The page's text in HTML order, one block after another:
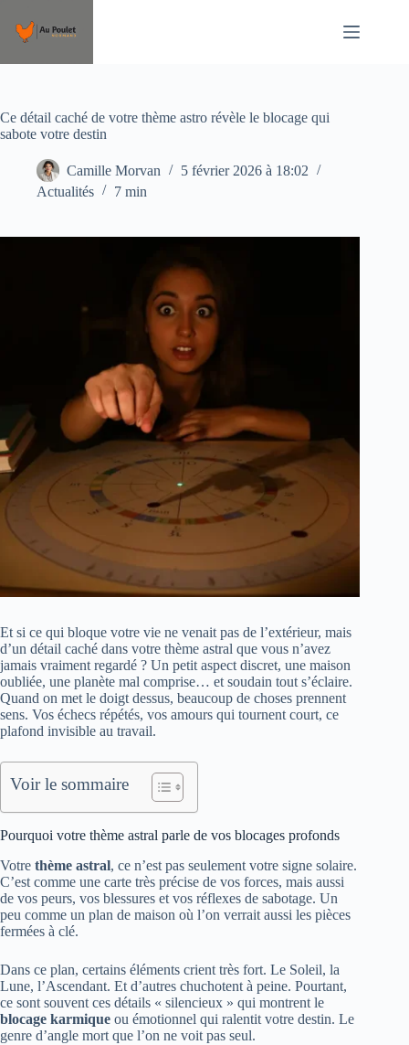
contenu
Ce détail caché de votre thème astro révèle le blocage qui
sabote votre destin
Camille Morvan
5 février 2026 à 18:02
Actualités
7 min
Et si ce qui bloque votre vie ne venait pas de l’extérieur, mais
d’un détail caché dans votre thème astral que vous n’avez
jamais vraiment regardé ? Un petit aspect discret, une maison
oubliée, une planète mal comprise… et soudain tout s’éclaire.
Quand on met le doigt dessus, beaucoup de choses prennent
sens. Vos échecs répétés, vos amours qui tournent court, ce
plafond invisible au travail.
Voir le sommaire
Pourquoi votre thème astral parle de vos blocages profonds
Votre thème astral, ce n’est pas seulement votre signe solaire.
C’est comme une carte très précise de vos forces, mais aussi
de vos peurs, vos blessures et vos réflexes de sabotage. Un
peu comme un plan de maison où l’on verrait aussi les pièces
fermées à clé.
Dans ce plan, certains éléments crient très fort. Le Soleil, la
Lune, l’Ascendant. Et d’autres chuchotent à peine. Pourtant,
ce sont souvent ces détails « silencieux » qui montrent le
blocage karmique ou émotionnel qui ralentit votre destin. Le
genre d’angle mort que l’on ne voit pas seul.